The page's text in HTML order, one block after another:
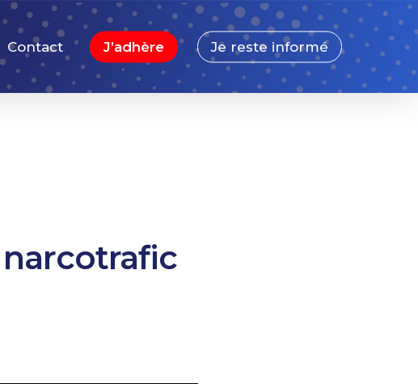
Contact J’adhère Je reste informé